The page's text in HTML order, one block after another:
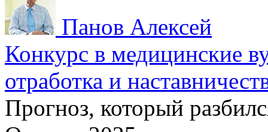
Панов Алексей
Конкурс в медицинские
отработка и
Прогноз, который